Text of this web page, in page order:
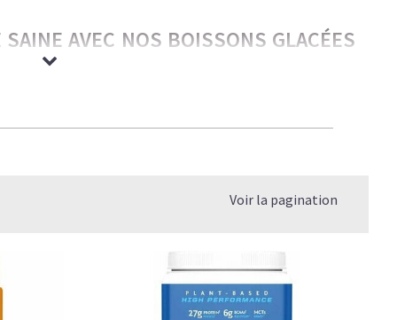
AVEC NOS BOISSONS GLACÉES
— nos boissons glacées ont tout pour plaire aux
et légèreté. C’est le plaisir caféiné réinventé — bon
coup de barre, et un goût qui rivalise avec les meilleures
SANS LE SUCRE NI LES COMPROMIS
Voir la pagination